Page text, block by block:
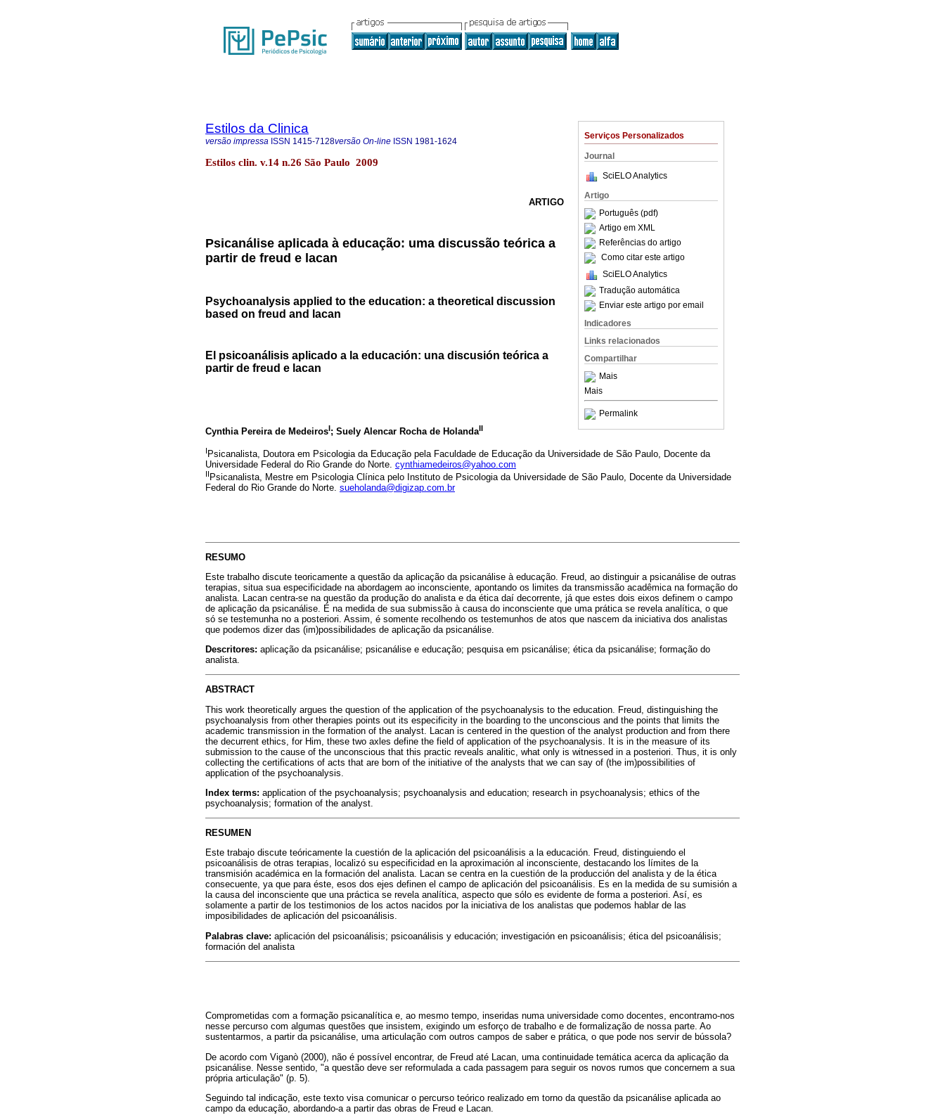
Serviços Personalizados
Journal
SciELO Analytics
Artigo
Português (pdf)
Artigo em XML
Referências do artigo
Como citar este artigo
SciELO Analytics
Tradução automática
Enviar este artigo por email
Indicadores
Links relacionados
Compartilhar
Mais
Mais
Permalink
Estilos da Clinica
versão impressa ISSN 1415-7128versão On-line ISSN 1981-1624
Estilos clin. v.14 n.26 São Paulo 2009
ARTIGO
Psicanálise aplicada à educação: uma discussão teórica a
partir de freud e lacan
Psychoanalysis applied to the education: a theoretical discussion
based on freud and lacan
El psicoanálisis aplicado a la educación: una discusión teórica a
partir de freud e lacan
Cynthia Pereira de MedeirosI; Suely Alencar Rocha de HolandaII
IPsicanalista, Doutora em Psicologia da Educação pela Faculdade de Educação da Universidade de São Paulo, Docente da
Universidade Federal do Rio Grande do Norte. cynthiamedeiros@yahoo.com
II Psicanalista, Mestre em Psicologia Clínica pelo Instituto de Psicologia da Universidade de São Paulo, Docente da Universidade
Federal do Rio Grande do Norte. sueholanda@digizap.com.br
RESUMO
Este trabalho discute teoricamente a questão da aplicação da psicanálise à educação. Freud, ao distinguir a psicanálise de outras
terapias, situa sua especificidade na abordagem ao inconsciente, apontando os limites da transmissão acadêmica na formação do
analista. Lacan centra-se na questão da produção do analista e da ética daí decorrente, já que estes dois eixos definem o campo
de aplicação da psicanálise. É na medida de sua submissão à causa do inconsciente que uma prática se revela analítica, o que
só se testemunha no a posteriori. Assim, é somente recolhendo os testemunhos de atos que nascem da iniciativa dos analistas
que podemos dizer das (im)possibilidades de aplicação da psicanálise.
Descritores: aplicação da psicanálise; psicanálise e educação; pesquisa em psicanálise; ética da psicanálise; formação do
analista.
ABSTRACT
This work theoretically argues the question of the application of the psychoanalysis to the education. Freud, distinguishing the
psychoanalysis from other therapies points out its especificity in the boarding to the unconscious and the points that limits the
academic transmission in the formation of the analyst. Lacan is centered in the question of the analyst production and from there
the decurrent ethics, for Him, these two axles define the field of application of the psychoanalysis. It is in the measure of its
submission to the cause of the unconscious that this practic reveals analitic, what only is witnessed in a posteriori. Thus, it is only
collecting the certifications of acts that are born of the initiative of the analysts that we can say of (the im)possibilities of
application of the psychoanalysis.
Index terms: application of the psychoanalysis; psychoanalysis and education; research in psychoanalysis; ethics of the
psychoanalysis; formation of the analyst.
RESUMEN
Este trabajo discute teóricamente la cuestión de la aplicación del psicoanálisis a la educación. Freud, distinguiendo el
psicoanálisis de otras terapias, localizó su especificidad en la aproximación al inconsciente, destacando los límites de la
transmisión académica en la formación del analista. Lacan se centra en la cuestión de la producción del analista y de la ética
consecuente, ya que para éste, esos dos ejes definen el campo de aplicación del psicoanálisis. Es en la medida de su sumisión a
la causa del inconsciente que una práctica se revela analítica, aspecto que sólo es evidente de forma a posteriori. Así, es
solamente a partir de los testimonios de los actos nacidos por la iniciativa de los analistas que podemos hablar de las
imposibilidades de aplicación del psicoanálisis.
Palabras clave: aplicación del psicoanálisis; psicoanálisis y educación; investigación en psicoanálisis; ética del psicoanálisis;
formación del analista
Comprometidas com a formação psicanalítica e, ao mesmo tempo, inseridas numa universidade como docentes, encontramo-nos
nesse percurso com algumas questões que insistem, exigindo um esforço de trabalho e de formalização de nossa parte. Ao
sustentarmos, a partir da psicanálise, uma articulação com outros campos de saber e prática, o que pode nos servir de bússola?
De acordo com Viganò (2000), não é possível encontrar, de Freud até Lacan, uma continuidade temática acerca da aplicação da
psicanálise. Nesse sentido, "a questão deve ser reformulada a cada passagem para seguir os novos rumos que concernem a sua
própria articulação" (p. 5).
Seguindo tal indicação, este texto visa comunicar o percurso teórico realizado em torno da questão da psicanálise aplicada ao
campo da educação, abordando-a a partir das obras de Freud e Lacan.